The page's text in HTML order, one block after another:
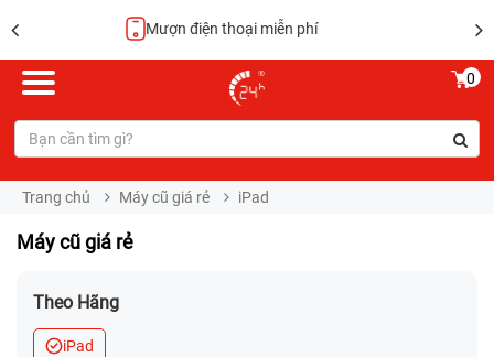
Hoàn tiền 100%
0
Trang chủ Máy cũ giá rẻ iPad
Máy cũ giá rẻ
Theo Hãng
iPad